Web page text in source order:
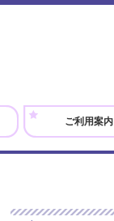
ご利用案内